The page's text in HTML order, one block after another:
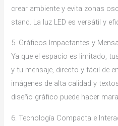
crear ambiente y evita zonas
stand. La luz LED es versátil y
5. Gráficos Impactantes y
Ya que el espacio es limitado,
y tu mensaje, directo y fácil de
imágenes de alta calidad y
diseño gráfico puede hacer
6. Tecnología Compacta e